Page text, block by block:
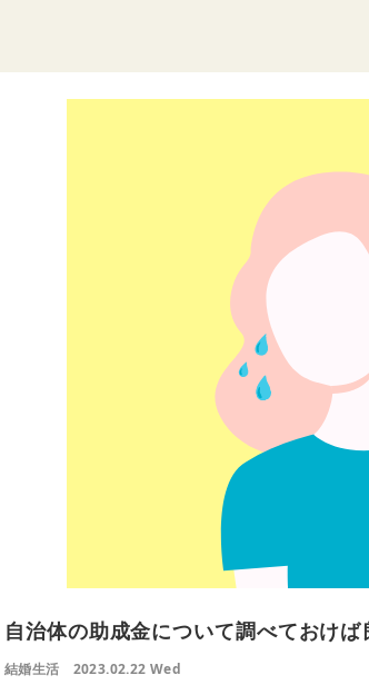
自治体の助成金について調べておけ
結婚生活 2023.02.22 Wed